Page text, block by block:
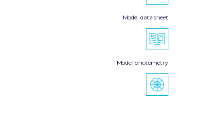
Model data sheet
Model photometry